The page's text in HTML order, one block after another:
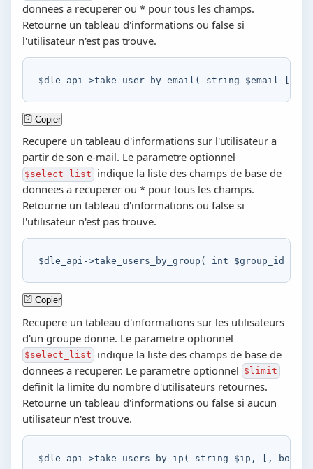
donnees a recuperer ou * pour tous les champs.
Retourne un tableau d'informations ou false si
l'utilisateur n'est pas trouve.
$dle_api ->take_user_by_email ( string $email
Copier
Recupere un tableau d'informations sur l'utilisateur a
partir de son e-mail. Le parametre optionnel
$select_list indique la liste des champs de base de
donnees a recuperer ou * pour tous les champs.
Retourne un tableau d'informations ou false si
l'utilisateur n'est pas trouve.
$dle_api ->take_users_by_group ( int $group_id
Copier
Recupere un tableau d'informations sur les utilisateurs
d'un groupe donne. Le parametre optionnel
$select_list indique la liste des champs de base de
donnees a recuperer. Le parametre optionnel $limit
definit la limite du nombre d'utilisateurs retournes.
Retourne un tableau d'informations ou false si aucun
utilisateur n'est trouve.
$dle_api ->take_users_by_ip ( string $ip , [ , bool